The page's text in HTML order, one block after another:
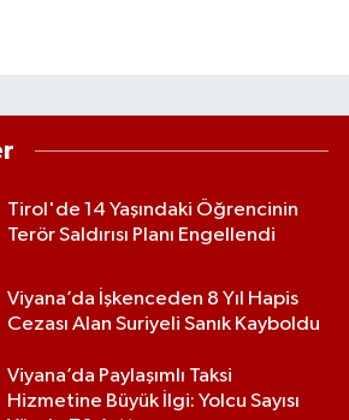
Tirol'de 14 Yaşındaki Öğrencinin
Terör Saldırısı Planı Engellendi
Viyana’da İşkenceden 8 Yıl Hapis
Cezası Alan Suriyeli Sanık Kayboldu
Viyana’da Paylaşımlı Taksi
Hizmetine Büyük İlgi: Yolcu Sayısı